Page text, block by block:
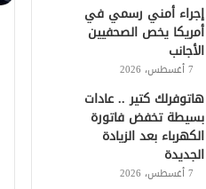
إجراء أمني رسمي في
أمريكا يخص الصحفيين
الأجانب
7 أغسطس، 2026
هاتوفرلك كتير .. عادات
بسيطة تخفض فاتورة
الكهرباء بعد الزيادة
الجديدة
7 أغسطس، 2026